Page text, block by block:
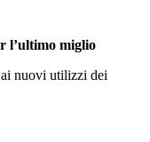
l’ultimo miglio
nuovi utilizzi dei